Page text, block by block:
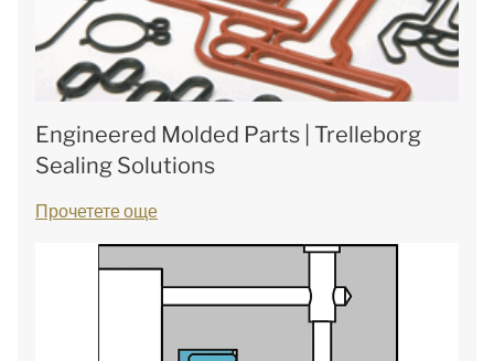
Engineered Molded Parts | Trelleborg
Sealing Solutions
Прочетете още